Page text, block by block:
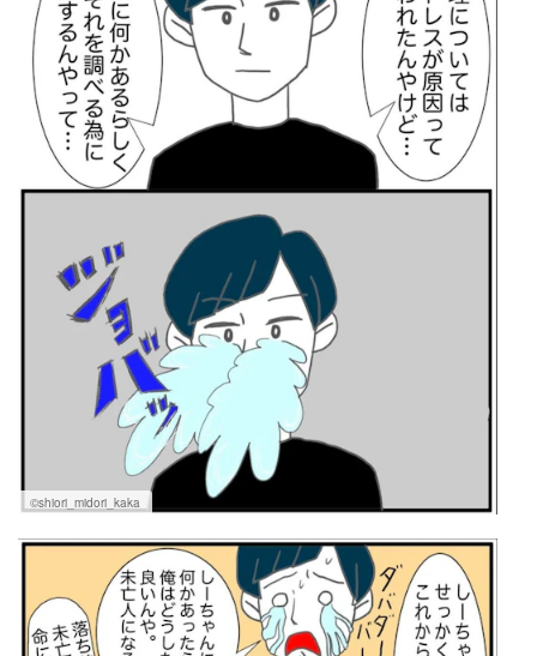
©shiori_midori_kaka